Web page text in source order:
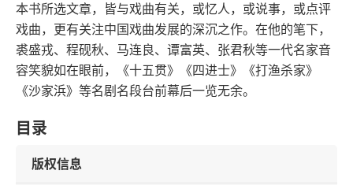
本书所选文章，皆与戏曲有关，或忆人，或说事，或点评
戏曲，更有关注中国戏曲发展的深沉之作。在他的笔下，
裘盛戎、程砚秋、马连良、谭富英、张君秋等一代名家音
容笑貌如在眼前，《十五贯》《四进士》《打渔杀家》
《沙家浜》等名剧名段台前幕后一览无余。
目录
版权信息